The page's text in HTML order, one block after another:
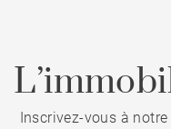
Inscrivez-vous à